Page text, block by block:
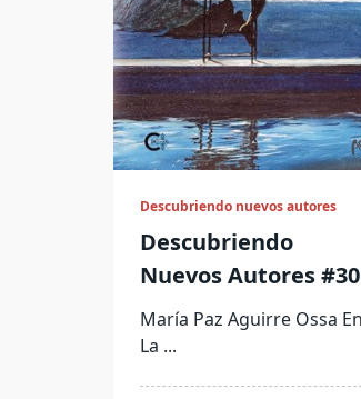
Descubriendo nuevos autores
Descubriendo
Nuevos Autores #30
María Paz Aguirre Ossa En
La ...